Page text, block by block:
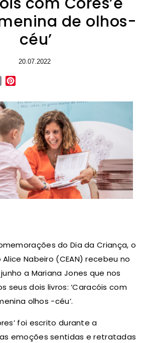
de olhos-
céu’
20.07.2022
Copy
do Dia da Criança, o
Nabeiro (CEAN) recebeu no
a Mariana Jones que nos
seus dois livros: ‘Caracóis com
olhos -céu’.
foi escrito durante a
emoções sentidas e retratadas